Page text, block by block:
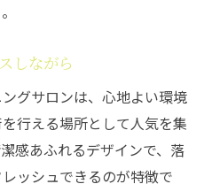
しながら
グサロンは、心地よい環境
行える場所として人気を集
感あふれるデザインで、落
ッシュできるのが特徴で